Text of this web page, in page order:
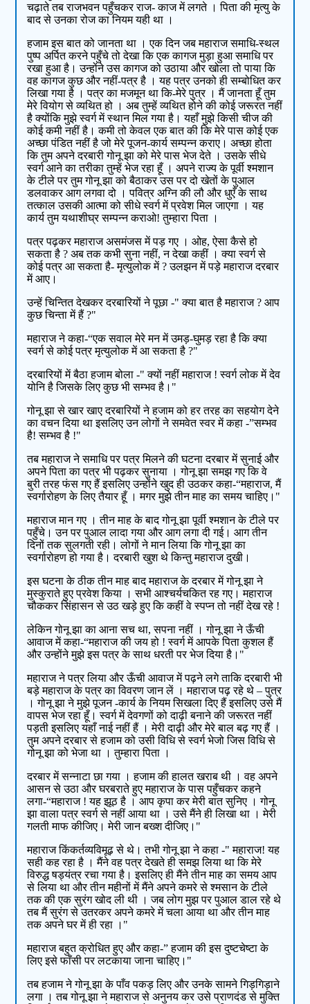
चढ़ाते तब राजभवन पहुँचकर राज- काज में लगते । पिता की मृत्यु के
बाद से उनका रोज का नियम यही था ।
हजाम इस बात को जानता था । एक दिन जब महाराज समाधि-स्थल
पुष्प अर्पित करने पहुँचे तो देखा कि एक कागज मुड़ा हुआ समाधि पर
रखा हुआ है। उन्होंने उस कागज को उठाया और खोला तो पाया कि
वह कागज कुछ और नहीं-पत्र है । यह पत्र उनको ही सम्बोधित कर
लिखा गया है । पत्र का मजमून था कि-मेरे पुत्र । मैं जानता हूँ तुम
मेरे वियोग से व्यथित हो । अब तुम्हें व्यथित होने की कोई जरूरत नहीं
है क्योंकि मुझे स्वर्ग में स्थान मिल गया है। यहाँ मुझे किसी चीज की
कोई कमी नहीं है। कमी तो केवल एक बात की कि मेरे पास कोई एक
अच्छा पंडित नहीं है जो मेरे पूजन-कार्य सम्पन्न कराए। अच्छा होता
कि तुम अपने दरबारी गोनू झा को मेरे पास भेज देते । उसके सीधे
स्वर्ग आने का तरीका तुम्हें भेज रहा हूँ । अपने राज्य के पूर्वी श्मशान
के टीले पर तुम गोनू झा को बैठाकर उस पर दो खेतों के पुआल
डलवाकर आग लगवा दो । पवित्र अग्नि की लौ और धुएँ के साथ
तत्काल उसकी आत्मा को सीधे स्वर्ग में प्रवेश मिल जाएगा । यह
कार्य तुम यथाशीघ्र सम्पन्न कराओ! तुम्हारा पिता ।
पत्र पढ़कर महाराज असमंजस में पड़ गए । ओह, ऐसा कैसे हो
सकता है ? अब तक कभी सुना नहीं, न देखा कहीं । क्या स्वर्ग से
कोई पत्र आ सकता है- मृत्युलोक में ? उलझन में पड़े महाराज दरबार
में आए।
उन्हें चिन्तित देखकर दरबारियों ने पूछा -" क्या बात है महाराज ? आप
कुछ चिन्ता में हैं ?"
महाराज ने कहा-“एक सवाल मेरे मन में उमड़-घुमड़ रहा है कि क्या
स्वर्ग से कोई पत्र मृत्युलोक में आ सकता है ?"
दरबारियों में बैठा हजाम बोला -" क्यों नहीं महाराज ! स्वर्ग लोक में देव
योनि है जिसके लिए कुछ भी सम्भव है।"
गोनू झा से खार खाए दरबारियों ने हजाम को हर तरह का सहयोग देने
का वचन दिया था इसलिए उन लोगों ने समवेत स्वर में कहा -”सम्भव
है! सम्भव है !"
तब महाराज ने समाधि पर पत्र मिलने की घटना दरबार में सुनाई और
अपने पिता का पत्र भी पढ़कर सुनाया । गोनू झा समझ गए कि वे
बुरी तरह फंस गए हैं इसलिए उन्होंने खुद ही उठकर कहा-“महाराज, मैं
स्वर्गारोहण के लिए तैयार हूँ । मगर मुझे तीन माह का समय चाहिए।"
महाराज मान गए । तीन माह के बाद गोनू झा पूर्वी श्मशान के टीले पर
पहुँचे। उन पर पुआल लादा गया और आग लगा दी गई। आग तीन
दिनों तक सुलगती रही। लोगों ने मान लिया कि गोनू झा का
स्वर्गारोहण हो गया है। दरबारी खुश थे किन्तु महाराज दुखी।
इस घटना के ठीक तीन माह बाद महाराज के दरबार में गोनू झा ने
मुस्कुराते हुए प्रवेश किया । सभी आश्चर्यचकित रह गए। महाराज
चौककर सिंहासन से उठ खड़े हुए कि कहीं वे स्पप्न तो नहीं देख रहे !
लेकिन गोनू झा का आना सच था, सपना नहीं । गोनू झा ने ऊँची
आवाज में कहा-“महाराज की जय हो ! स्वर्ग में आपके पिता कुशल हैं
और उन्होंने मुझे इस पत्र के साथ धरती पर भेज दिया है।"
महाराज ने पत्र लिया और ऊँची आवाज में पढ़ने लगे ताकि दरबारी भी
बड़े महाराज के पत्र का विवरण जान लें । महाराज पढ़ रहे थे – पुत्र
। गोनू झा ने मुझे पूजन -कार्य के नियम सिखला दिए हैं इसलिए उसे मैं
वापस भेज रहा हूँ। स्वर्ग में देवगणों को दाढ़ी बनाने की जरूरत नहीं
पड़ती इसलिए यहाँ नाई नहीं हैं । मेरी दाढ़ी और मेरे बाल बढ़ गए हैं ।
तुम अपने दरबार से हजाम को उसी विधि से स्वर्ग भेजो जिस विधि से
गोनू झा को भेजा था । तुम्हारा पिता ।
दरबार में सन्नाटा छा गया । हजाम की हालत खराब थी । वह अपने
आसन से उठा और घरबराते हुए महाराज के पास पहुँचकर कहने
लगा-“महाराज ! यह झूठ है । आप कृपा कर मेरी बात सुनिए । गोनू
झा वाला पत्र स्वर्ग से नहीं आया था । उसे मैंने ही लिखा था । मेरी
गलती माफ कीजिए। मेरी जान बख्श दीजिए।"
महाराज किंकर्तव्यविमूढ़ से थे। तभी गोनू झा ने कहा -" महाराज! यह
सही कह रहा है । मैंने वह पत्र देखते ही समझ लिया था कि मेरे
विरुद्ध षड्यंत्र रचा गया है। इसलिए ही मैंने तीन माह का समय आप
से लिया था और तीन महीनों में मैंने अपने कमरे से श्मसान के टीले
तक की एक सुरंग खोद ली थी । जब लोग मुझ पर पुआल डाल रहे थे
तब मैं सुरंग से उतरकर अपने कमरे में चला आया था और तीन माह
तक अपने घर में ही रहा ।"
महाराज बहुत क्रोधित हुए और कहा-” हजाम की इस दुष्टचेष्टा के
लिए इसे फाँसी पर लटकाया जाना चाहिए।"
तब हजाम ने गोनू झा के पाँव पकड़ लिए और उनके सामने गिड़गिड़ाने
लगा । तब गोनू झा ने महाराज से अनुनय कर उसे प्राणदंड से मुक्ति